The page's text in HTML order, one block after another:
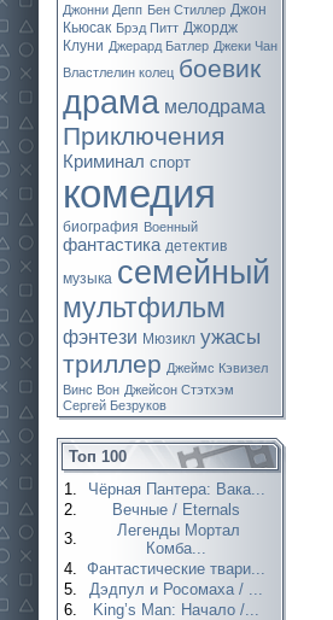
Джонни Депп Бен Стиллер Джон
Кьюсак Брэд Питт Джордж
Клуни Джерард Батлер Джеки Чан
Властлелин колец боевик
драма мелодрама
Приключения
Криминал спорт
комедия
биография Военный
фантастика детектив
музыка семейный
мультфильм
фэнтези Мюзикл ужасы
триллер Джеймс Кэвизел
Винс Вон Джейсон Стэтхэм
Сергей Безруков
Топ 100
1.
Чёрная Пантера: Вака...
2.
Вечные / Eternals
3.
Легенды Мортал
Комба...
4. Фантастические твари...
5.
Дэдпул и Росомаха / ...
6.
King’s Man: Начало /...